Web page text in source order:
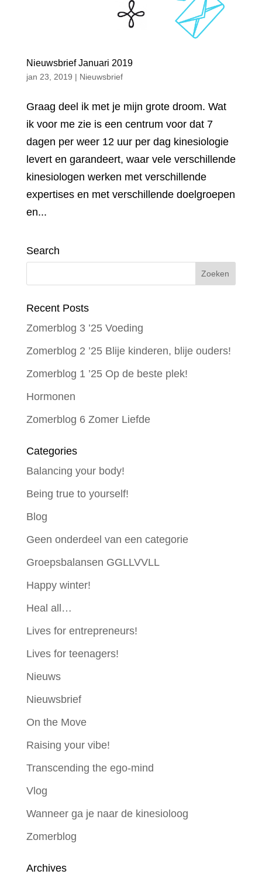
Nieuwsbrief Januari 2019
jan 23, 2019 | Nieuwsbrief
Graag deel ik met je mijn grote droom. Wat
ik voor me zie is een centrum voor dat 7
dagen per weer 12 uur per dag kinesiologie
levert en garandeert, waar vele verschillende
kinesiologen werken met verschillende
expertises en met verschillende doelgroepen
en...
Search
Recent Posts
Zomerblog 3 ’25 Voeding
Zomerblog 2 ’25 Blije kinderen, blije ouders!
Zomerblog 1 ’25 Op de beste plek!
Hormonen
Zomerblog 6 Zomer Liefde
Categories
Balancing your body!
Being true to yourself!
Blog
Geen onderdeel van een categorie
Groepsbalansen GGLLVVLL
Happy winter!
Heal all…
Lives for entrepreneurs!
Lives for teenagers!
Nieuws
Nieuwsbrief
On the Move
Raising your vibe!
Transcending the ego-mind
Vlog
Wanneer ga je naar de kinesioloog
Zomerblog
Archives